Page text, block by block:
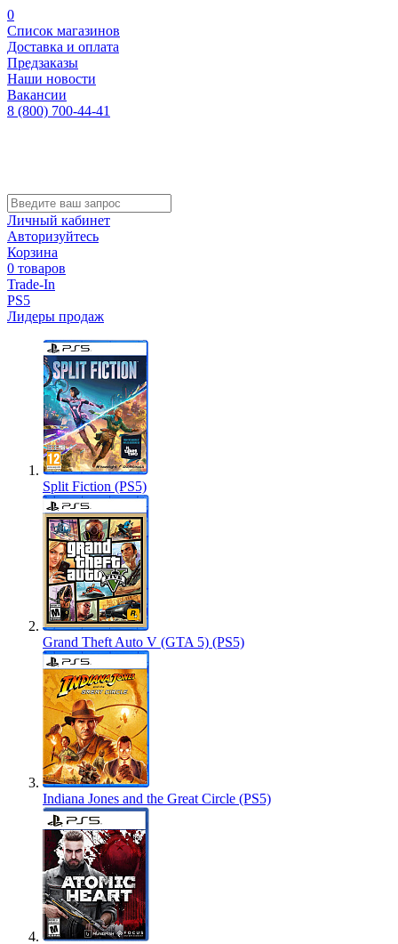
0
Список магазинов
Доставка и оплата
Предзаказы
Наши новости
Вакансии
8 (800) 700-44-41
Личный кабинет
Авторизуйтесь
Корзина
0 товаров
Trade-In
PS5
Лидеры продаж
Split Fiction (PS5)
Grand Theft Auto V (GTA 5) (PS5)
Indiana Jones and the Great Circle (PS5)